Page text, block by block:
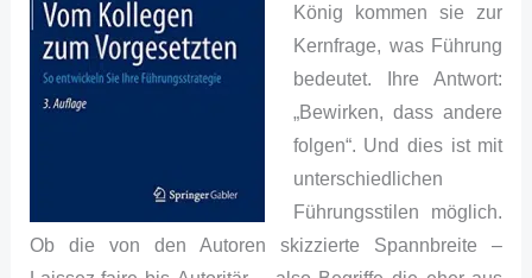
König kommen sie zur
Kernfrage, was Führung
bedeutet. Ihre Antwort:
„Bewirken, dass andere
folgen“. Und dies ist mit
unterschiedlichen
Führungsstilen möglich.
Ob die von den Autoren skizzierte Spannbreite –